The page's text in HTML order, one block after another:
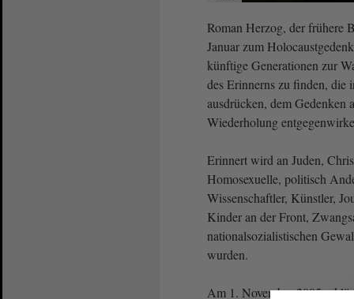
Roman Herzog, der frühere
Januar zum
künftige Generationen zur
des Erinnerns zu finden,
ausdrücken, dem Gedenken
Wiederholung
Erinnert wird an Juden,
Homosexuelle, politisch
Wissenschaftler, Künstler,
Kinder an der Front,
nationalsozialistischen
wurden.
Am 1. November 2005